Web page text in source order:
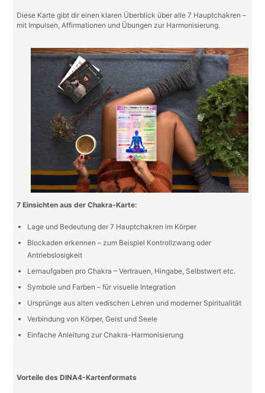
Diese Karte gibt dir einen klaren Überblick über alle 7 Hauptchakren –
mit Impulsen, Affirmationen und Übungen zur Harmonisierung.
7 Einsichten aus der Chakra-Karte:
Lage und Bedeutung der 7 Hauptchakren im Körper
Blockaden erkennen – zum Beispiel Kontrollzwang oder
Antriebslosigkeit
Lernaufgaben pro Chakra – Vertrauen, Hingabe, Selbstwert etc.
Symbole und Farben – für visuelle Integration
Ursprünge aus alten vedischen Lehren und moderner Spiritualität
Verbindung von Körper, Geist und Seele
Einfache Anleitung zur Chakra-Harmonisierung
Vorteile des DINA4-Kartenformats